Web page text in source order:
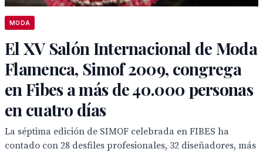
MODA
El XV Salón Internacional de Moda
Flamenca, Simof 2009, congrega
en Fibes a más de 40.000 personas
en cuatro días
La séptima edición de SIMOF celebrada en FIBES ha
contado con 28 desfiles profesionales, 32 diseñadores, más